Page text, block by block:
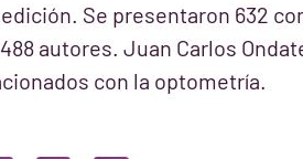
edición. Se presentaron 632
autores. Juan Carlos
con la optometría.